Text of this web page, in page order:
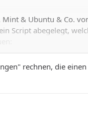
Mint & Ubuntu & Co.
Script abegelegt,
rechnen, die